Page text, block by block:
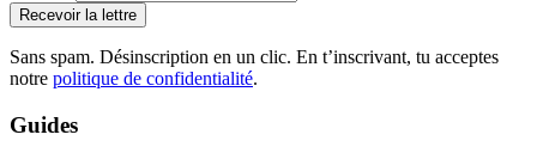
Recevoir la lettre
Sans spam. Désinscription en un clic. En t’inscrivant, tu acceptes
notre politique de confidentialité.
Guides